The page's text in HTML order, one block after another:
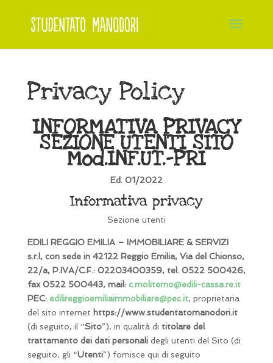
Privacy Policy
INFORMATIVA PRIVACY
SEZIONE UTENTI SITO
Mod.INF.UT.-PRI
Ed. 01/2022
Informativa privacy
Sezione utenti
EDILI REGGIO EMILIA – IMMOBILIARE & SERVIZI
s.r.l, con sede in 42122 Reggio Emilia, Via del Chionso,
22/a, P.IVA/C.F.: 02203400359, tel. 0522 500426,
fax 0522 500443, mail: c.moliterno@edili-cassa.re.it
PEC: edilireggioemiliaimmobiliare@pec.it, proprietaria
del sito internet https://www.studentatomanodori.it
(di seguito, il “Sito”), in qualità di titolare del
trattamento dei dati personalidegli utenti del Sito (di
seguito, gli “Utenti”) fornisce qui di seguito